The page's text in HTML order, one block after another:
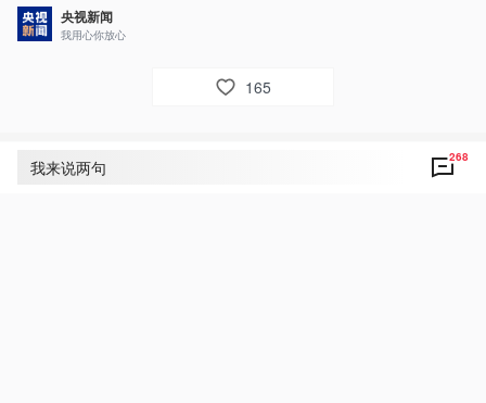
央视新闻
我用心你放心
165
评论268
我来说两句 268